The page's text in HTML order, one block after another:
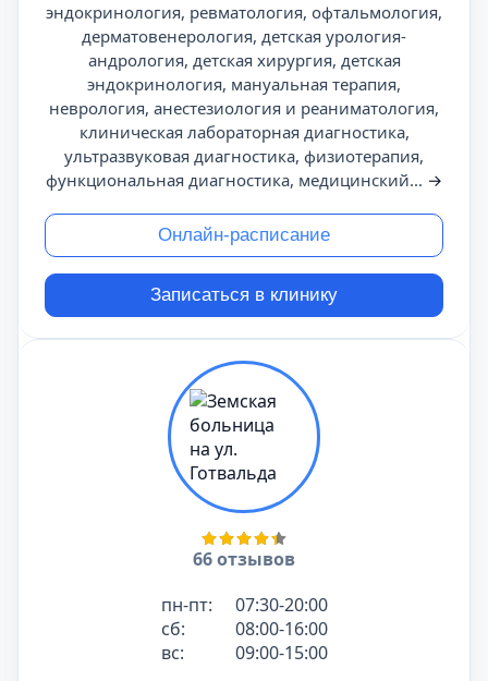
эндокринология, ревматология, офтальмология,
дерматовенерология, детская урология-
андрология, детская хирургия, детская
эндокринология, мануальная терапия,
неврология, анестезиология и реаниматология,
клиническая лабораторная диагностика,
ультразвуковая диагностика, физиотерапия,
функциональная диагностика, медицинский... →
Онлайн-расписание
Записаться в клинику
66 отзывов
пн-пт:
07:30-20:00
сб:
08:00-16:00
вс:
09:00-15:00